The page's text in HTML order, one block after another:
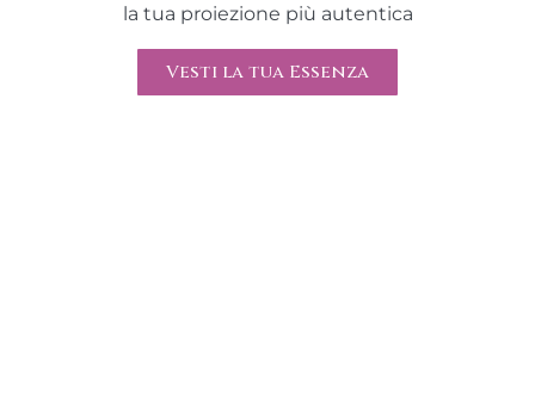
la tua proiezione più autentica
Vesti la tua Essenza